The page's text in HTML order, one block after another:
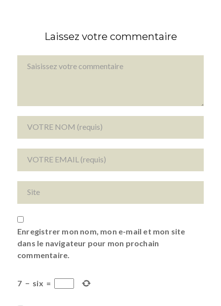
Laissez votre commentaire
Enregistrer mon nom, mon e-mail et mon site
dans le navigateur pour mon prochain
commentaire.
7 − six =